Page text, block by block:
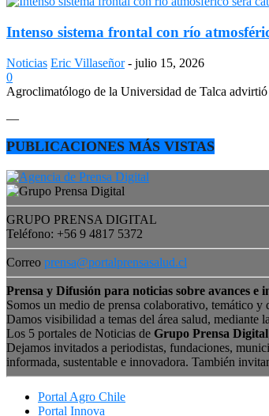
Intenso sistema frontal con río
Noticias Eric Villaseñor - julio 15, 2026
0
Agroclimatólogo de la Universidad de Talca
—
PUBLICACIONES MÁS VISTAS
GRUPO PRENSA DIGITAL
Teléfono: +56 9 4817 5372
Correo prensa@portalprensasalud.cl
Prensa y Difusión para noticias sobre avances e
Somos un medio de prensa colaborativo, temático y
Damos visibilidad a temas del área salud, mediante
Los 5 portales de Noticias de Grupo Prensa Digital
Dejamos invitados a periodistas, fundaciones,
informada, sustentable e innovadora. También
Portal Agro Chile
Portal Innova